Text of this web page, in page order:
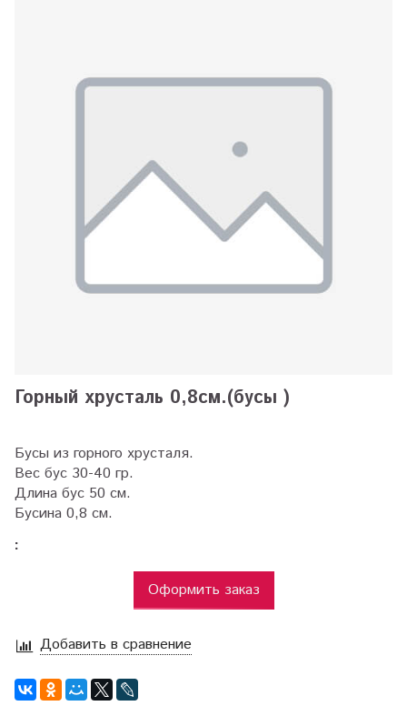
Горный хрусталь 0,8см.(бусы )
Бусы из горного хрусталя.
Вес бус 30-40 гр.
Длина бус 50 см.
Бусина 0,8 см.
:
Оформить заказ
Добавить в сравнение